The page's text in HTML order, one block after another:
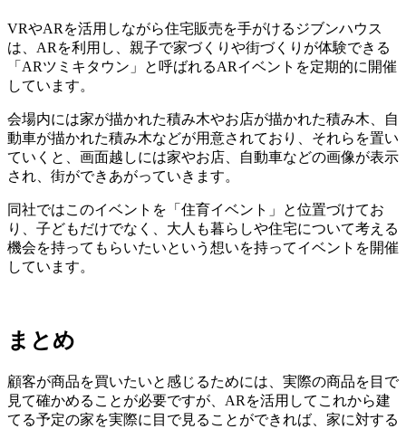
VRやARを活用しながら住宅販売を手がけるジブンハウス
は、ARを利用し、親子で家づくりや街づくりが体験できる
「ARツミキタウン」と呼ばれるARイベントを定期的に開催
しています。
会場内には家が描かれた積み木やお店が描かれた積み木、自
動車が描かれた積み木などが用意されており、それらを置い
ていくと、画面越しには家やお店、自動車などの画像が表示
され、街ができあがっていきます。
同社ではこのイベントを「住育イベント」と位置づけてお
り、子どもだけでなく、大人も暮らしや住宅について考える
機会を持ってもらいたいという想いを持ってイベントを開催
しています。
まとめ
顧客が商品を買いたいと感じるためには、実際の商品を目で
見て確かめることが必要ですが、ARを活用してこれから建
てる予定の家を実際に目で見ることができれば、家に対する